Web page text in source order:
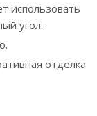
использовать
угол.
отделка